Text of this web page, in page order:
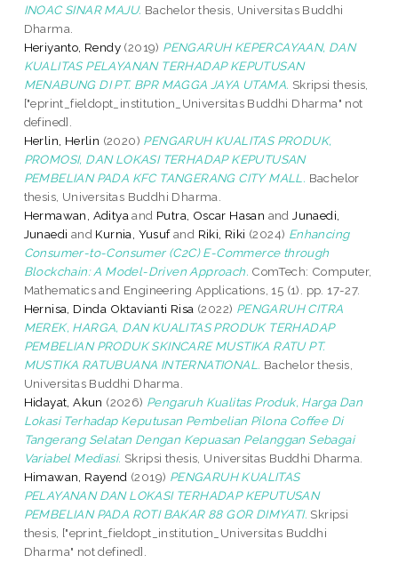
INOAC SINAR MAJU. Bachelor thesis, Universitas Buddhi
Dharma.
Heriyanto, Rendy (2019) PENGARUH KEPERCAYAAN, DAN
KUALITAS PELAYANAN TERHADAP KEPUTUSAN
MENABUNG DI PT. BPR MAGGA JAYA UTAMA. Skripsi thesis,
["eprint_fieldopt_institution_Universitas Buddhi Dharma" not
defined].
Herlin, Herlin (2020) PENGARUH KUALITAS PRODUK,
PROMOSI, DAN LOKASI TERHADAP KEPUTUSAN
PEMBELIAN PADA KFC TANGERANG CITY MALL. Bachelor
thesis, Universitas Buddhi Dharma.
Hermawan, Aditya and Putra, Oscar Hasan andJunaedi,
Junaedi and Kurnia, Yusufand Riki, Riki (2024) Enhancing
Consumer-to-Consumer (C2C) E-Commerce through
Blockchain: A Model-Driven Approach. ComTech: Computer,
Mathematics and Engineering Applications, 15 (1). pp. 17-27.
Hernisa, Dinda Oktavianti Risa (2022) PENGARUH CITRA
MEREK, HARGA, DAN KUALITAS PRODUK TERHADAP
PEMBELIAN PRODUK SKINCARE MUSTIKA RATU PT.
MUSTIKA RATUBUANA INTERNATIONAL. Bachelor thesis,
Universitas Buddhi Dharma.
Hidayat, Akun (2026) Pengaruh Kualitas Produk, Harga Dan
Lokasi Terhadap Keputusan Pembelian Pilona Coffee Di
Tangerang Selatan Dengan Kepuasan Pelanggan Sebagai
Variabel Mediasi. Skripsi thesis, Universitas Buddhi Dharma.
Himawan, Rayend (2019) PENGARUH KUALITAS
PELAYANAN DAN LOKASI TERHADAP KEPUTUSAN
PEMBELIAN PADA ROTI BAKAR 88 GOR DIMYATI. Skripsi
thesis, ["eprint_fieldopt_institution_Universitas Buddhi
Dharma" not defined].